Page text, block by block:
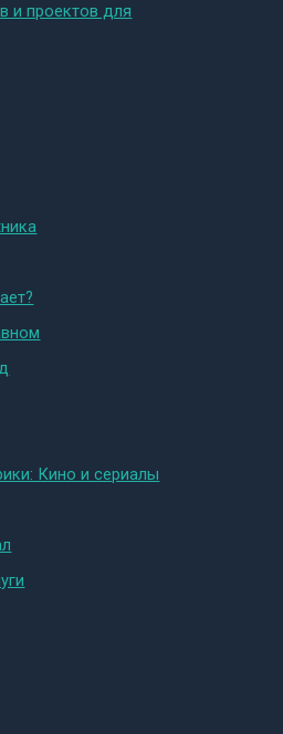
и проектов для
Кино и сериалы